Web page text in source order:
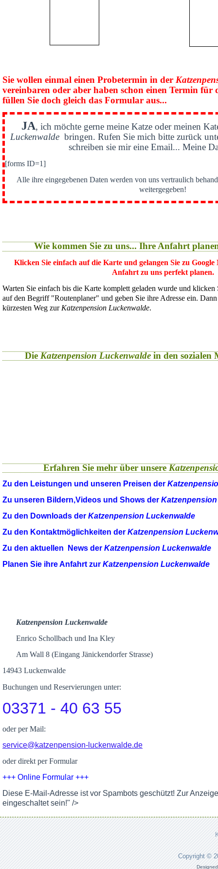
Sie wollen einmal einen Probetermin in der
vereinbaren oder aber haben schon einen Termin für
füllen Sie doch gleich das Formular aus...
JA, ich möchte gerne meine Katze oder meinen
Luckenwaldebringen. Rufen Sie mich bitte zurück
schreiben sie mir eine Email... Meine
[forms ID=1]
Alle ihre eingegebenen Daten werden von uns vertraulich
weitergegeben!
Wie kommen Sie zu uns... Ihre Anfahrt
Klicken Sie einfach auf die Karte und gelangen Sie zu
Anfahrt zu uns perfekt planen.
Warten Sie einfach bis die Karte komplett geladen wurde und
auf den Begriff "Routenplaner" und geben Sie ihre Adresse ein.
kürzesten Weg zur Katzenpension Luckenwalde.
Die Katzenpension Luckenwaldein den sozialen
Erfahren Sie mehr über unsere
Zu den Leistungen und unseren Preisen der
Zu unseren Bildern,Videos und Shows der
Zu den Downloads der Katzenpension Luckenwalde
Zu den Kontaktmöglichkeiten der Katzenpension
Zu den aktuellen News der Katzenpension Luckenwalde
Planen Sie ihre Anfahrt zur Katzenpension Luckenwalde
Katzenpension Luckenwalde
Enrico Schollbach und Ina Kley
Am Wall 8 (Eingang Jänickendorfer Strasse)
14943 Luckenwalde
Buchungen und Reservierungen unter:
03371 - 40 63 55
oder per Mail:
service@katzenpension-luckenwalde.de
oder direkt per Formular
+++ Online Formular +++
Diese E-Mail-Adresse ist vor Spambots geschützt! Zur
eingeschaltet sein!" />
Copyright ©